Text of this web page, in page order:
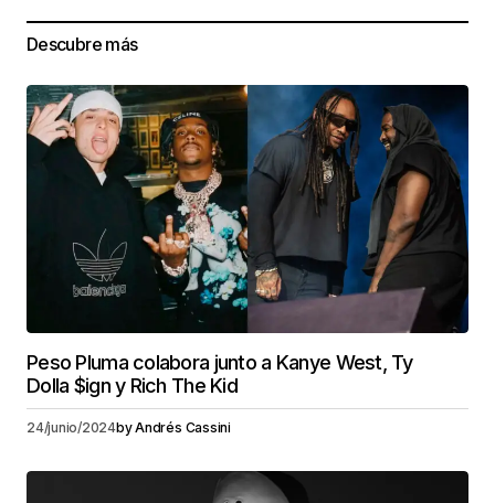
Descubre más
Peso Pluma colabora junto a Kanye West, Ty
Dolla $ign y Rich The Kid
24/junio/2024byAndrés Cassini